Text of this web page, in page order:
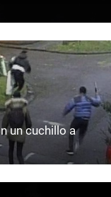
un cuchillo a